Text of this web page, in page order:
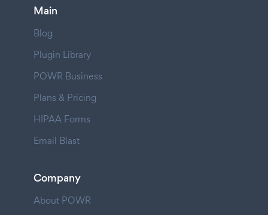
Main
Blog
Plugin Library
POWR Business
Plans & Pricing
HIPAA Forms
Email Blast
Company
About POWR